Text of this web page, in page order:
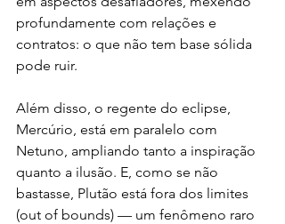
profundamente com relações e
contratos: o que não tem base sólida
pode ruir.
Além disso, o regente do eclipse,
Mercúrio, está em paralelo com
Netuno, ampliando tanto a inspiração
quanto a ilusão. E, como se não
bastasse, Plutão está fora dos limites
(out of bounds) — um fenômeno raro